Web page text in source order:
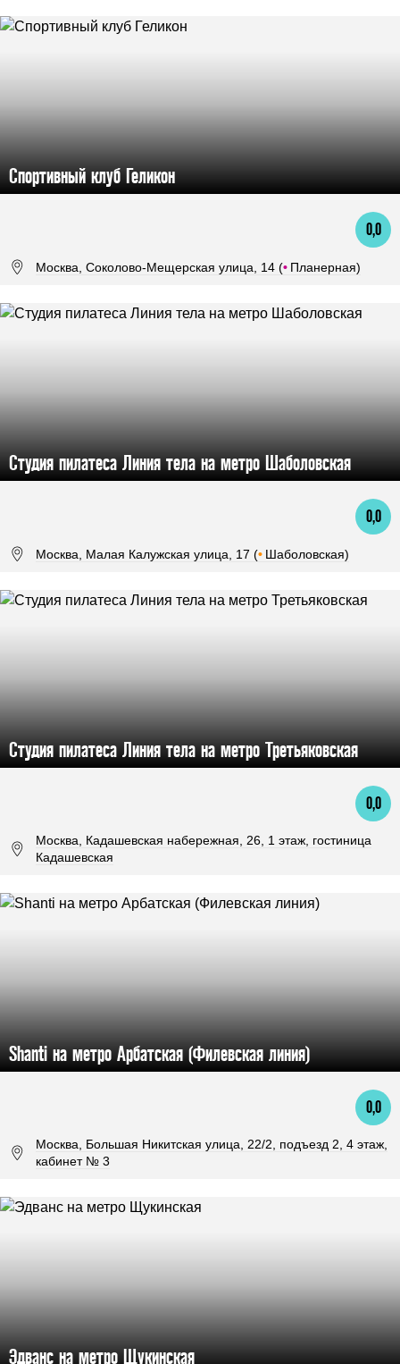
Спортивный клуб Геликон
0,0
Москва, Соколово-Мещерская улица, 14 (• Планерная)
Студия пилатеса Линия тела на метро Шаболовская
0,0
Москва, Малая Калужская улица, 17 (• Шаболовская)
Студия пилатеса Линия тела на метро Третьяковская
0,0
Москва, Кадашевская набережная, 26, 1 этаж, гостиница
Кадашевская
Shanti на метро Арбатская (Филевская линия)
0,0
Москва, Большая Никитская улица, 22/2, подъезд 2, 4 этаж,
кабинет № 3
Эдванс на метро Щукинская